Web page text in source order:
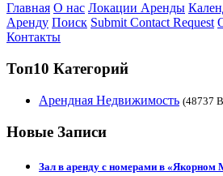
Главная О нас Локации Аренды
Аренду Поиск Submit Contact Request
Контакты
Топ10 Категорий
Арендная Недвижимость (48737
Новые Записи
Зал в аренду с номерами в «Якорном